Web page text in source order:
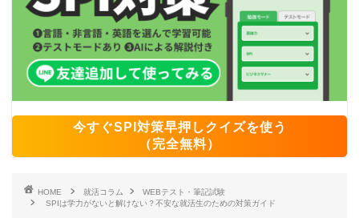
今すぐSPI対策早押しクイズを使う
（完全無料）
HOME 就活コラム
WEBテスト・筆記試験
SPIは学力がないと解けない？不安な就活生のための対策ガイド